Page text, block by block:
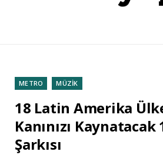
METRO MÜZİK
18 Latin Amerika
Kanınızı Kaynatacak
Şarkısı